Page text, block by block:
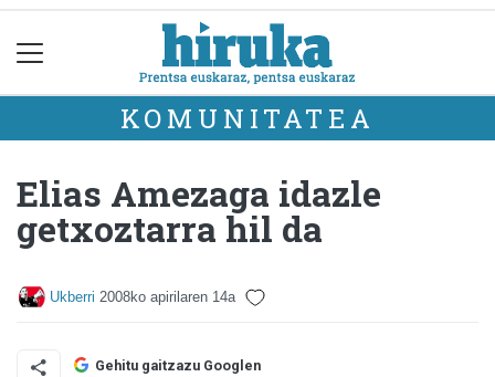
KOMUNITATEA
Elias Amezaga idazle
getxoztarra hil da
Ukberri 2008ko apirilaren 14a
Gehitu gaitzazu Googlen